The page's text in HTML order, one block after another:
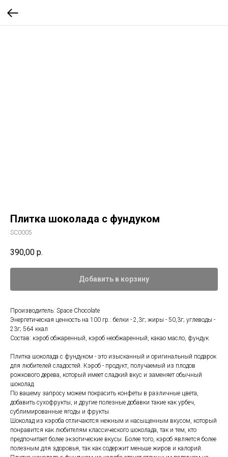
Плитка шоколада с фундуком
SC0005
390,00 р.
Добавить в корзину
Производитель: Space Chocolate
Энергетическая ценность на 100 гр.: белки - 2,3г; жиры - 50,3г; углеводы -
23г; 564 ккал
Состав: кэроб обжаренный, кэроб необжаренный, какао масло, фундук
Плитка шоколада с фундуком - это изысканный и оригинальный подарок
для любителей сладостей. Кэроб - продукт, получаемый из плодов
рожкового дерева, который имеет сладкий вкус и заменяет обычный
шоколад.
По вашему запросу можем покрасить конфеты в различные цвета,
добавить сухофрукты, и другие полезные добавки такие как урбеч,
сублимированные ягоды и фрукты.
Шоколад из кэроба отличаются нежным и насыщенным вкусом, который
понравится как любителям классического шоколада, так и тем, кто
предпочитает более экзотические вкусы. Более того, кэроб является более
полезным для здоровья, так как содержит меньше жиров и калорий.